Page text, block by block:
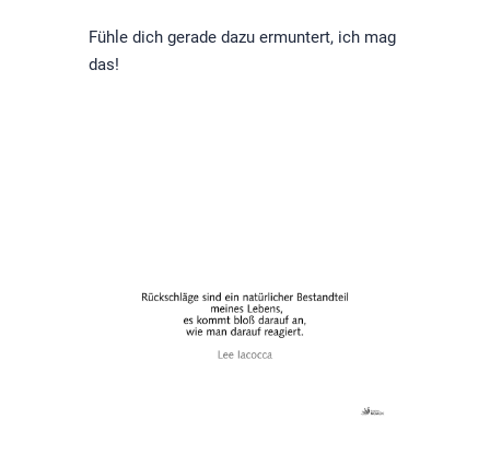
Fühle dich gerade dazu ermuntert, ich mag
das!